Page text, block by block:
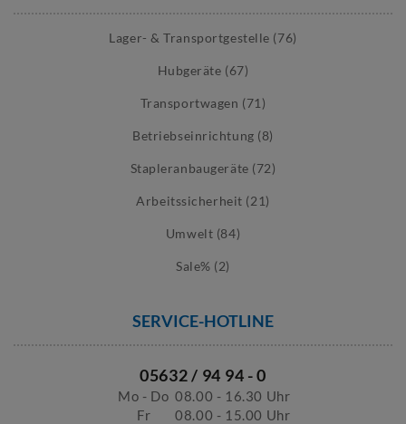
Lager- & Transportgestelle (76)
Hubgeräte (67)
Transportwagen (71)
Betriebseinrichtung (8)
Stapleranbaugeräte (72)
Arbeitssicherheit (21)
Umwelt (84)
Sale% (2)
SERVICE-HOTLINE
05632 / 94 94 - 0
Mo - Do 08.00 - 16.30 Uhr
Fr
08.00 - 15.00 Uhr